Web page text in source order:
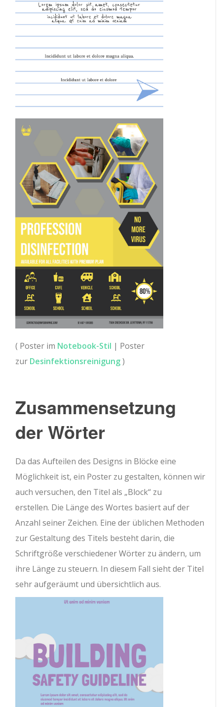
( Poster im Notebook-Stil | Poster
zur Desinfektionsreinigung)
Zusammensetzung
der Wörter
Da das Aufteilen des Designs in Blöcke eine
Möglichkeit ist, ein Poster zu gestalten, können wir
auch versuchen, den Titel als „Block“ zu
erstellen. Die Länge des Wortes basiert auf der
Anzahl seiner Zeichen. Eine der üblichen Methoden
zur Gestaltung des Titels besteht darin, die
Schriftgröße verschiedener Wörter zu ändern, um
ihre Länge zu steuern. In diesem Fall sieht der Titel
sehr aufgeräumt und übersichtlich aus.